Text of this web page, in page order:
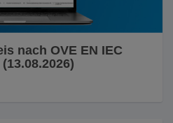
nach OVE EN IEC